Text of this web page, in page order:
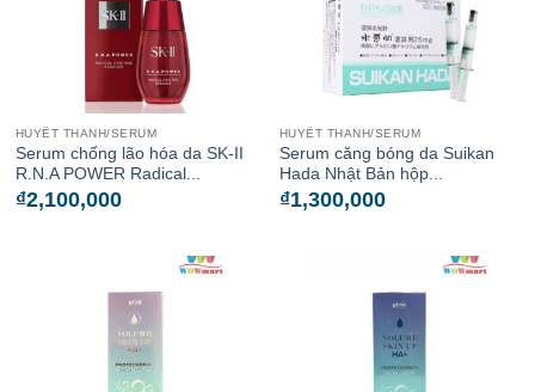
HUYẾT THANH/SERUM
Serum chống lão hóa da SK-II
R.N.A POWER Radical...
₫2,100,000
HUYẾT THANH/SERUM
Serum căng bóng da Suikan
Hada Nhật Bản hộp...
₫1,300,000